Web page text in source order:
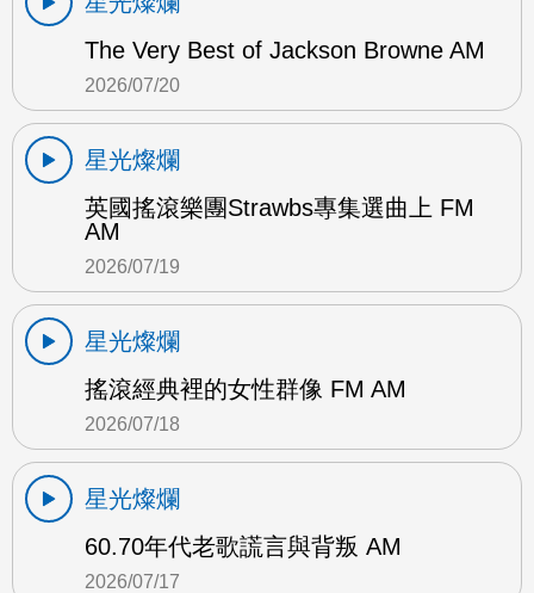
The Very Best of Jackson Browne AM
2026/07/20
星光燦爛
英國搖滾樂團Strawbs專集選曲上 FM
AM
2026/07/19
星光燦爛
搖滾經典裡的女性群像 FM AM
2026/07/18
星光燦爛
60.70年代老歌謊言與背叛 AM
2026/07/17